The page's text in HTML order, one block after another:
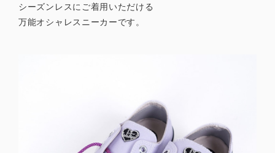
シーズンレスにご着用いただける
万能オシャレスニーカーです。